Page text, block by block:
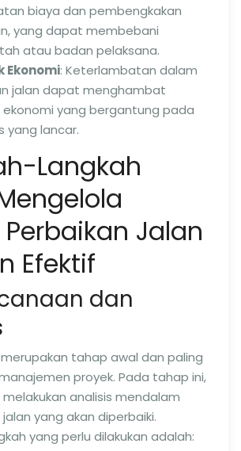
biaya dan pembengkakan
yang dapat membebani
atau badan pelaksana.
Ekonomi: Keterlambatan dalam
jalan dapat menghambat
yang bergantung pada
yang lancar.
Langkah
Perbaikan Jalan
Efektif
dan
tahap awal dan paling
proyek. Pada tahap ini,
analisis mendalam
yang akan diperbaiki.
yang perlu dilakukan adalah: